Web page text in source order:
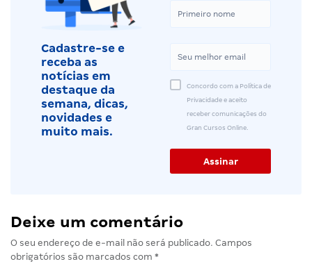
Cadastre-se e
receba as
notícias em
destaque da
semana, dicas,
novidades e
muito mais.
Concordo com a Política de
Privacidade e aceito
receber comunicações do
Gran Cursos Online.
Deixe um comentário
O seu endereço de e-mail não será publicado. Campos
obrigatórios são marcados com *